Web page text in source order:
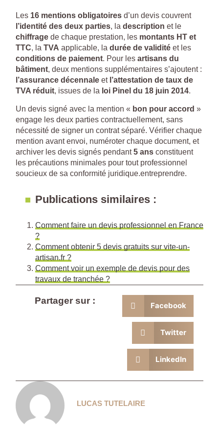
Les 16 mentions obligatoires d’un devis couvrent
l’identité des deux parties, la description et le
chiffrage de chaque prestation, les montants HT et
TTC, la TVA applicable, la durée de validité et les
conditions de paiement. Pour les artisans du
bâtiment, deux mentions supplémentaires s’ajoutent :
l’assurance décennale et l’attestation de taux de
TVA réduit, issues de la loi Pinel du 18 juin 2014.
Un devis signé avec la mention « bon pour accord »
engage les deux parties contractuellement, sans
nécessité de signer un contrat séparé. Vérifier chaque
mention avant envoi, numéroter chaque document, et
archiver les devis signés pendant5 ans constituent
les précautions minimales pour tout professionnel
soucieux de sa conformité juridique.entreprendre.
Publications similaires :
Comment faire un devis professionnel en France
?
Comment obtenir 5 devis gratuits sur vite-un-
artisan.fr ?
Comment voir un exemple de devis pour des
travaux de tranchée ?
Partager sur : Facebook
Twitter
LinkedIn
LUCAS TUTELAIRE